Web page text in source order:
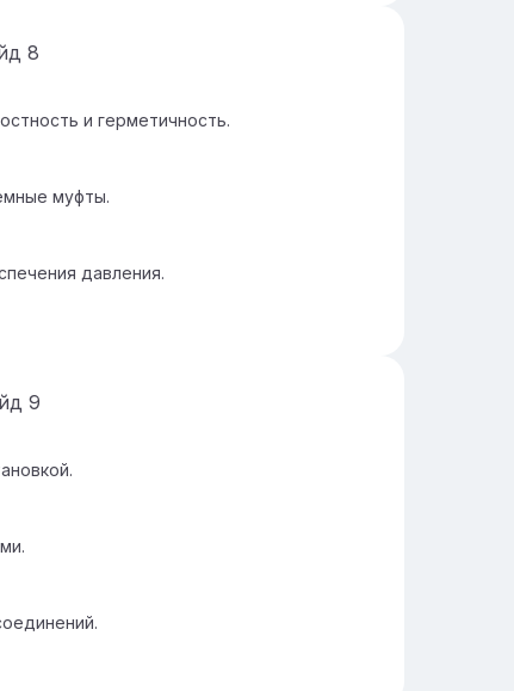
8
и герметичность.
муфты.
давления.
9